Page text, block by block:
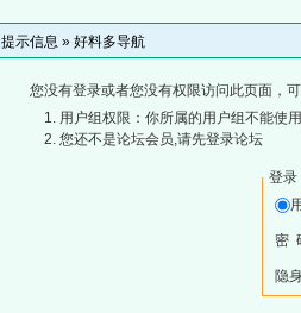
提示信息 » 好料多导航
您没有登录或者您没有权限访问此页面，
用户组权限：你所属的用户组不能使
您还不是论坛会员,请先登录论坛
登录
密
隐